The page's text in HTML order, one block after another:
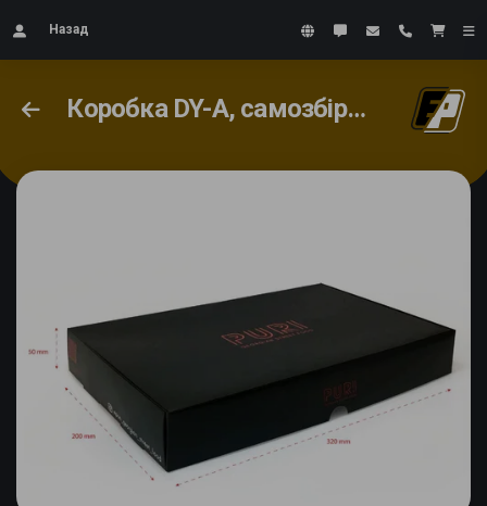
Назад
Коробка DY-A, самозбірна #4